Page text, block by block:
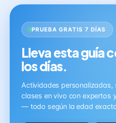
PRUEBA GRATIS 7 DÍAS
Lleva esta guía
los días.
Actividades personalizadas,
clases en vivo con expertos
— todo según la edad